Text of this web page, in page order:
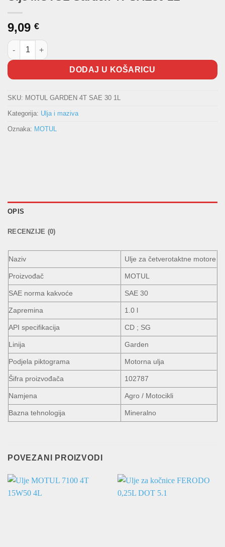
9,09 €
Ulje MOTUL Garden 4T SAE30 1L količina
DODAJ U KOŠARICU
SKU: MOTUL GARDEN 4T SAE 30 1L
Kategorija: Ulja i maziva
Oznaka: MOTUL
OPIS
RECENZIJE (0)
Naziv Ulje za četverotaktne motore
Proizvođač MOTUL
SAE norma kakvoće SAE 30
Zapremina 1.0 l
API specifikacija CD ; SG
Linija Garden
Podjela piktograma Motorna ulja
Šifra proizvođača 102787
Namjena Agro / Motocikli
Bazna tehnologija Mineralno
POVEZANI PROIZVODI